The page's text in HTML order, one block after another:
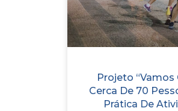
Projeto “Vamos
Cerca De 70
Prática De